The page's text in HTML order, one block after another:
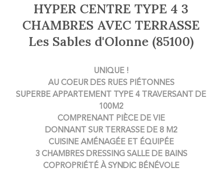
HYPER CENTRE TYPE 4 3
CHAMBRES AVEC TERRASSE
Les Sables d'Olonne (85100)
UNIQUE !
AU COEUR DES RUES PIÉTONNES
SUPERBE APPARTEMENT TYPE 4
TRAVERSANT
DE
100M2
COMPRENANT
PIÈCE DE VIE
DONNANT SUR TERRASSE DE 8 M2
CUISINE AMÉNAGÉE ET ÉQUIPÉE
3 CHAMBRES DRESSING SALLE DE BAINS
COPROPRIÉTÉ À SYNDIC BÉNÉVOLE